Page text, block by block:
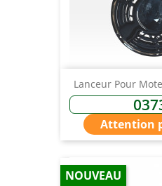
Lanceur Pour
Attention
NOUVEAU